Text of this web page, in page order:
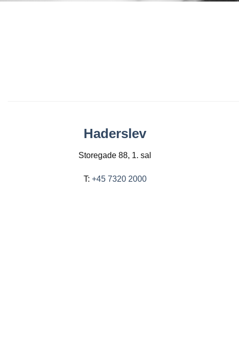
Haderslev
Storegade 88, 1. sal
T: +45 7320 2000